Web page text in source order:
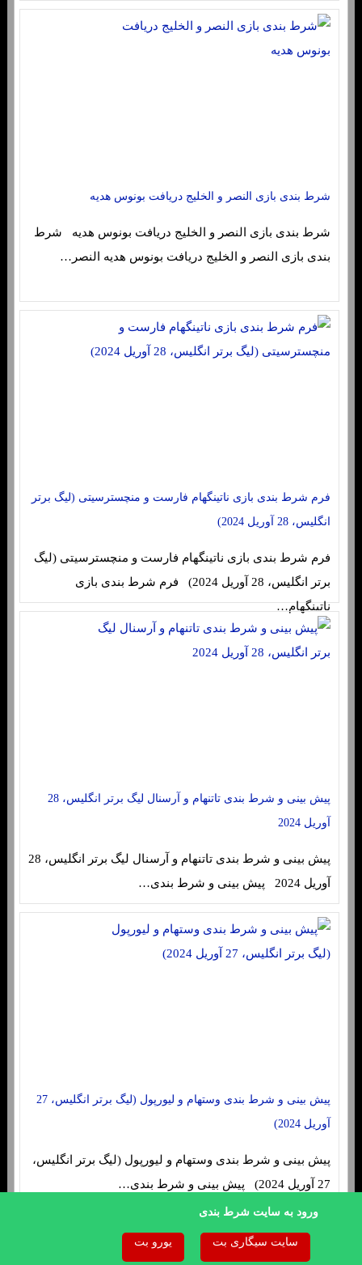
شرط بندی بازی النصر و الخلیج دریافت بونوس هدیه
شرط بندی بازی النصر و الخلیج دریافت بونوس هدیه شرط
بندی بازی النصر و الخلیج دریافت بونوس هدیه النصر…
فرم شرط بندی بازی ناتینگهام فارست و منچسترسیتی (لیگ برتر
انگلیس، 28 آوریل 2024)
فرم شرط بندی بازی ناتینگهام فارست و منچسترسیتی (لیگ
برتر انگلیس، 28 آوریل 2024) فرم شرط بندی بازی
ناتینگهام…
پیش بینی و شرط بندی تاتنهام و آرسنال لیگ برتر انگلیس، 28
آوریل 2024
پیش بینی و شرط بندی تاتنهام و آرسنال لیگ برتر انگلیس، 28
آوریل 2024 پیش بینی و شرط بندی…
پیش بینی و شرط بندی وستهام و لیورپول (لیگ برتر انگلیس، 27
آوریل 2024)
پیش بینی و شرط بندی وستهام و لیورپول (لیگ برتر انگلیس،
27 آوریل 2024) پیش بینی و شرط بندی…
ورود به سایت شرط بندی
سایت سیگاری بت یورو بت